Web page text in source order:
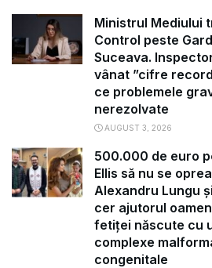
Ministrul Mediului
Control peste
Suceava.
vânat ”cifre
ce problemele
nerezolvate
AUGUST 3, 2026
500.000 de euro
Ellis să nu se
Alexandru Lungu
cer ajutorul
fetiței născute cu
complexe
congenitale